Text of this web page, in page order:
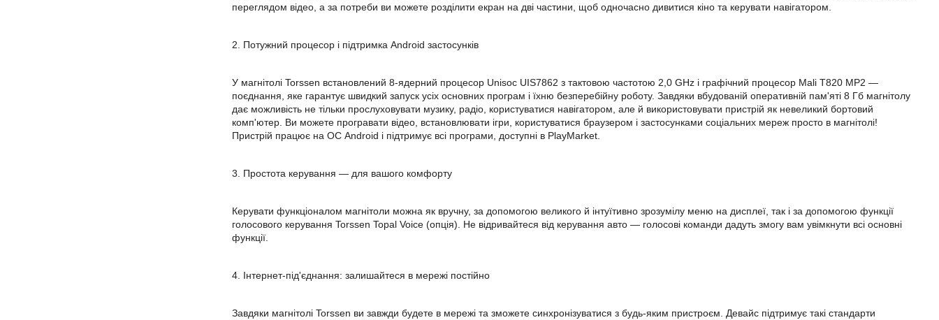
переглядом відео, а за потреби ви можете розділити екран на дві частини, щоб одночасно дивитися кіно та керувати навігатором.
2. Потужний процесор і підтримка Android застосунків
У магнітолі Torssen встановлений 8-ядерний процесор Unisoc UIS7862 з тактовою частотою 2,0 GHz і графічний процесор Mali T820 MP2 —
поєднання, яке гарантує швидкий запуск усіх основних програм і їхню безперебійну роботу. Завдяки вбудованій оперативній пам'яті 8 Гб магнітолу
дає можливість не тільки прослуховувати музику, радіо, користуватися навігатором, але й використовувати пристрій як невеликий бортовий
комп'ютер. Ви можете програвати відео, встановлювати ігри, користуватися браузером і застосунками соціальних мереж просто в магнітолі!
Пристрій працює на ОС Android і підтримує всі програми, доступні в PlayMarket.
3. Простота керування — для вашого комфорту
Керувати функціоналом магнітоли можна як вручну, за допомогою великого й інтуїтивно зрозумілу меню на дисплеї, так і за допомогою функції
голосового керування Torssen Topal Voice (опція). Не відривайтеся від керування авто — голосові команди дадуть змогу вам увімкнути всі основні
функції.
4. Інтернет-під'єднання: залишайтеся в мережі постійно
Завдяки магнітолі Torssen ви завжди будете в мережі та зможете синхронізуватися з будь-яким пристроєм. Девайс підтримує такі стандарти